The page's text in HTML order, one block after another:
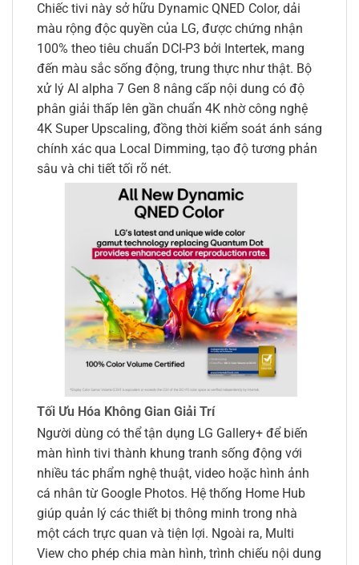
Chiếc tivi này sở hữu Dynamic QNED Color, dải
màu rộng độc quyền của LG, được chứng nhận
100% theo tiêu chuẩn DCI-P3 bởi Intertek, mang
đến màu sắc sống động, trung thực như thật. Bộ
xử lý AI alpha 7 Gen 8 nâng cấp nội dung có độ
phân giải thấp lên gần chuẩn 4K nhờ công nghệ
4K Super Upscaling, đồng thời kiểm soát ánh sáng
chính xác qua Local Dimming, tạo độ tương phản
sâu và chi tiết tối rõ nét.
Tối Ưu Hóa Không Gian Giải Trí
Người dùng có thể tận dụng LG Gallery+ để biến
màn hình tivi thành khung tranh sống động với
nhiều tác phẩm nghệ thuật, video hoặc hình ảnh
cá nhân từ Google Photos. Hệ thống Home Hub
giúp quản lý các thiết bị thông minh trong nhà
một cách trực quan và tiện lợi. Ngoài ra, Multi
View cho phép chia màn hình, trình chiếu nội dung